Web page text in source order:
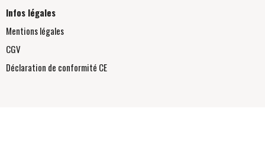
Infos légales
Mentions légales
CGV
Déclaration de conformité CE